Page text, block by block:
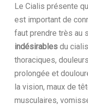
Le Cialis présente
est important de
faut prendre très au
indésirables du
thoraciques,
prolongée et
la vision, maux de
musculaires,